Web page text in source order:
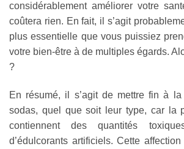
considérablement améliorer votre
coûtera rien. En fait, il s’agit
plus essentielle que vous puissiez
votre bien-être à de multiples égards.
?
En résumé, il s’agit de mettre fin à
sodas, quel que soit leur type, car la
contiennent des quantités
d’édulcorants artificiels. Cette